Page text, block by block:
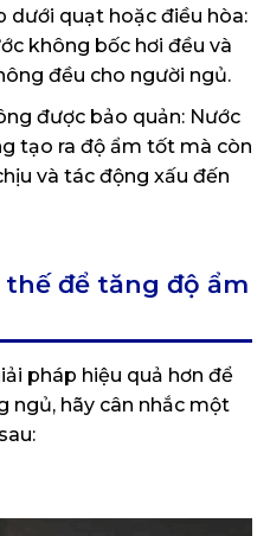
quạt hoặc điều hòa:
không bốc hơi đều và
đều cho người ngủ.
được bảo quản: Nước
tạo ra độ ẩm tốt mà còn
và tác động xấu đến
để tăng độ ẩm
pháp hiệu quả hơn để
ngủ, hãy cân nhắc một